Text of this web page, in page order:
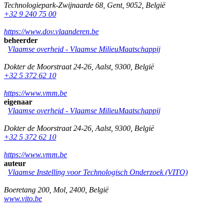
Technologiepark-Zwijnaarde 68 Gent, 9052 België
+32 9 240 75 00
https://www.dov.vlaanderen.be
beheerder
Vlaamse overheid - Vlaamse MilieuMaatschappij
Dokter de Moorstraat 24-26 Aalst, 9300 België
+32 5 372 62 10
https://www.vmm.be
eigenaar
Vlaamse overheid - Vlaamse MilieuMaatschappij
Dokter de Moorstraat 24-26 Aalst, 9300 België
+32 5 372 62 10
https://www.vmm.be
auteur
Vlaamse Instelling voor Technologisch Onderzoek (VITO)
Boeretang 200 Mol 2400 België
www.vito.be